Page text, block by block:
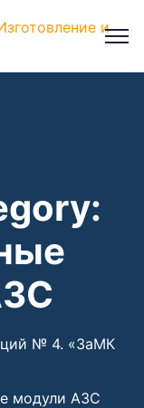
№ 4. «ЗаМК
модули АЗС